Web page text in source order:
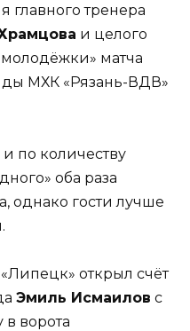
тренера
и целого
матча
МХК «Рязань-ВДВ»
по количеству
оба раза
однако гости лучше
открыл счёт
Эмиль Исмаилов с
в ворота